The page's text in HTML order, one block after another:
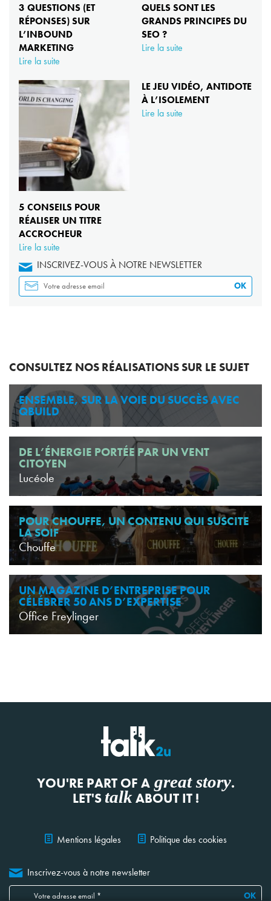
3 QUESTIONS (ET
RÉPONSES) SUR
L’INBOUND
MARKETING
Lire la suite
QUELS SONT LES
GRANDS PRINCIPES DU
SEO ?
Lire la suite
5 CONSEILS POUR
RÉALISER UN TITRE
ACCROCHEUR
Lire la suite
LE JEU VIDÉO, ANTIDOTE
À L’ISOLEMENT
Lire la suite
INSCRIVEZ-VOUS À NOTRE NEWSLETTER
OK
CONSULTEZ NOS RÉALISATIONS SUR LE SUJET
ENSEMBLE, SUR LA VOIE DU SUCCÈS AVEC
QBUILD
DE L’ÉNERGIE PORTÉE PAR UN VENT
CITOYEN
Lucéole
POUR CHOUFFE, UN CONTENU QUI SUSCITE
LA SOIF
Chouffe
UN MAGAZINE D’ENTREPRISE POUR
CÉLÉBRER 50 ANS D’EXPERTISE
Office Freylinger
YOU'RE PART OF Agreat story.
LET'S talkABOUT IT !
Mentions légales Politique des cookies
Inscrivez-vous à notre newsletter
OK